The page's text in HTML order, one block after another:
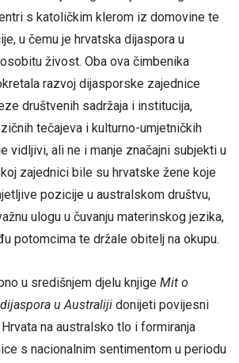
s katoličkim klerom iz domovine te
u čemu je hrvatska dijaspora u
živost. Oba ova čimbenika
razvoj dijasporske zajednice
društvenih sadržaja i institucija,
tečajeva i kulturno-umjetničkih
vidljivi, ali ne i manje značajni subjekti u
zajednici bile su hrvatske žene koje
pozicije u australskom društvu,
ulogu u čuvanju materinskog jezika,
potomcima te držale obitelj na okupu.
u središnjem djelu knjige Mit o
u Australiji donijeti povijesni
na australsko tlo i formiranja
s nacionalnim sentimentom u periodu